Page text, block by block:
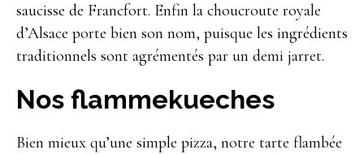
saucisse de Francfort. Enfin la choucroute royale
d’Alsace porte bien son nom, puisque les ingrédients
traditionnels sont agrémentés par un demi jarret.
Nos flammekueches
Bien mieux qu’une simple pizza, notre tarte flambée